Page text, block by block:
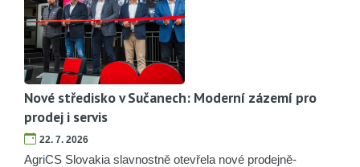
Nové středisko v Sučanech: Moderní zázemí pro
prodej i servis
22. 7. 2026
AgriCS Slovakia slavnostně otevřela nové prodejně-